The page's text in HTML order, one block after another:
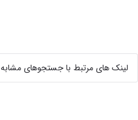
لینک های مرتبط با جستجوهای مشابه